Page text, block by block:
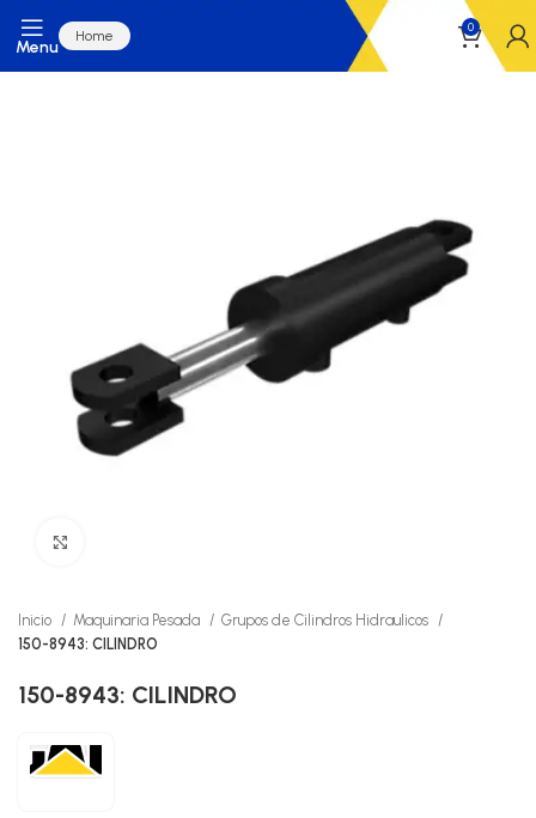
Menu
Home
0
Inicio Maquinaria Pesada
Grupos de Cilindros Hidraulicos
150-8943: CILINDRO
150-8943: CILINDRO